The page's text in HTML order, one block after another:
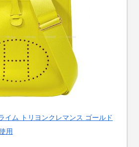
イム トリヨンクレマンス ゴールド
用